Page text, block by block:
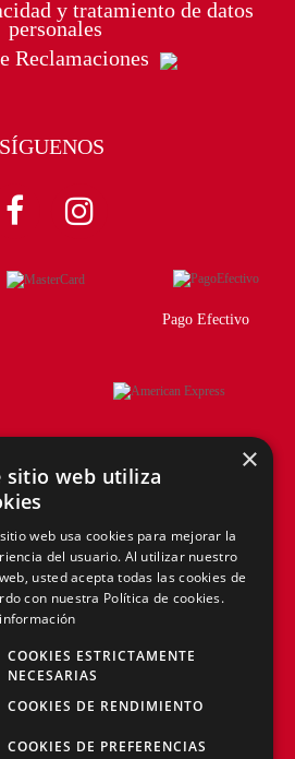
y tratamiento de datos
personales
Reclamaciones
SÍGUENOS
Pago Efectivo
p.m. de Lunes a Viernes
, Urb. La Campiña , Chorrillos
×
sitio web utiliza
web usa cookies para mejorar la
del usuario. Al utilizar nuestro
usted acepta todas las cookies de
con nuestra Política de cookies.
COOKIES ESTRICTAMENTE
NECESARIAS
COOKIES DE RENDIMIENTO
COOKIES DE PREFERENCIAS